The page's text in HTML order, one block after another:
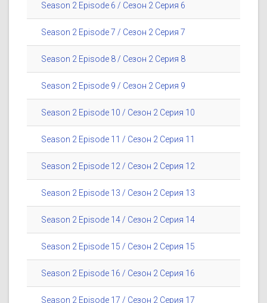
Season 2 Episode 6 / Сезон 2 Серия 6
Season 2 Episode 7 / Сезон 2 Серия 7
Season 2 Episode 8 / Сезон 2 Серия 8
Season 2 Episode 9 / Сезон 2 Серия 9
Season 2 Episode 10 / Сезон 2 Серия 10
Season 2 Episode 11 / Сезон 2 Серия 11
Season 2 Episode 12 / Сезон 2 Серия 12
Season 2 Episode 13 / Сезон 2 Серия 13
Season 2 Episode 14 / Сезон 2 Серия 14
Season 2 Episode 15 / Сезон 2 Серия 15
Season 2 Episode 16 / Сезон 2 Серия 16
Season 2 Episode 17 / Сезон 2 Серия 17